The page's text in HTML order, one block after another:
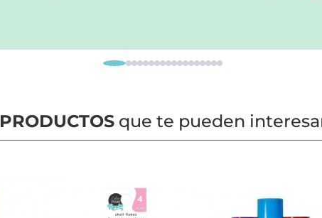
PRODUCTOSque te pueden